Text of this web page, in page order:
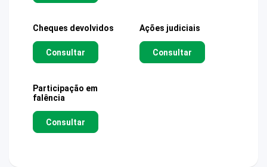
Cheques devolvidos
Consultar
Ações judiciais
Consultar
Participação em
falência
Consultar